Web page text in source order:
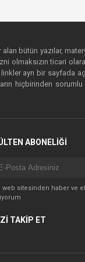
bütün yazılar,
olmaksızın ticari
ayrı bir sayfada
hiçbirinden
ABONELİĞİ
web sitesinden haber ve
TAKİP ET